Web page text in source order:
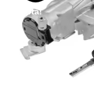
rta!